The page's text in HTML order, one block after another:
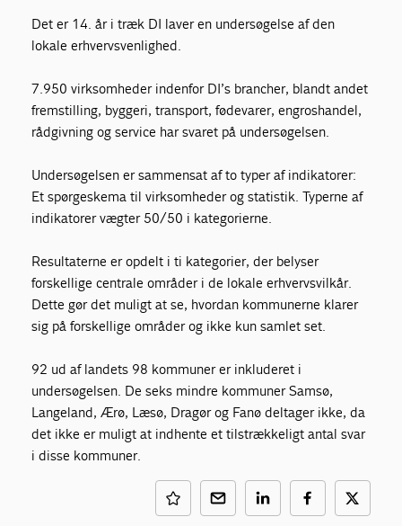
Det er 14. år i træk DI laver en undersøgelse af den
lokale erhvervsvenlighed.
7.950 virksomheder indenfor DI’s brancher, blandt andet
fremstilling, byggeri, transport, fødevarer, engroshandel,
rådgivning og service har svaret på undersøgelsen.
Undersøgelsen er sammensat af to typer af indikatorer:
Et spørgeskema til virksomheder og statistik. Typerne af
indikatorer vægter 50/50 i kategorierne.
Resultaterne er opdelt i ti kategorier, der belyser
forskellige centrale områder i de lokale erhvervsvilkår.
Dette gør det muligt at se, hvordan kommunerne klarer
sig på forskellige områder og ikke kun samlet set.
92 ud af landets 98 kommuner er inkluderet i
undersøgelsen. De seks mindre kommuner Samsø,
Langeland, Ærø, Læsø, Dragør og Fanø deltager ikke, da
det ikke er muligt at indhente et tilstrækkeligt antal svar
i disse kommuner.